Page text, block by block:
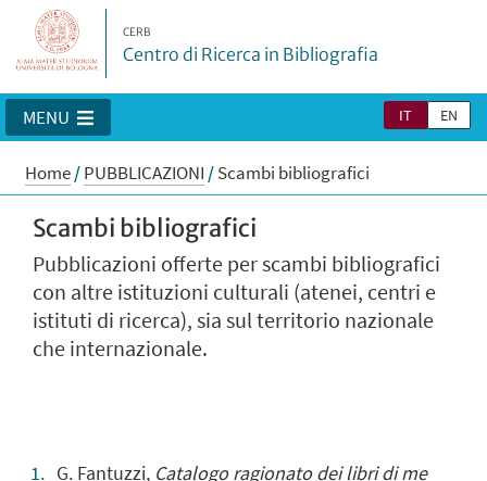
CERB
Centro di Ricerca in Bibliografia
IT EN
MENU
Home/PUBBLICAZIONI /Scambi bibliografici
Scambi bibliografici
Pubblicazioni offerte per scambi bibliografici
con altre istituzioni culturali (atenei, centri e
istituti di ricerca), sia sul territorio nazionale
che internazionale.
G. Fantuzzi, Catalogo ragionato dei libri di me